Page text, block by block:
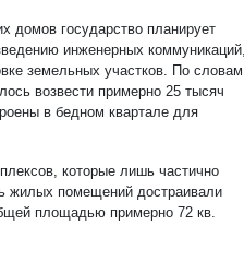
домов государство планирует
инженерных коммуникаций,
земельных участков. По словам
возвести примерно 25 тысяч
в бедном квартале для
которые лишь частично
жилых помещений достраивали
площадью примерно 72 кв.